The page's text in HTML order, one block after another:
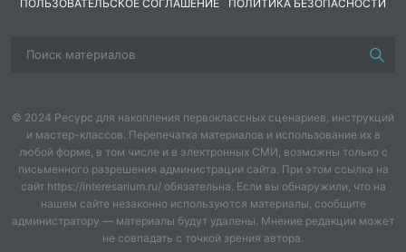
ПОЛЬЗОВАТЕЛЬСКОЕ СОГЛАШЕНИЕ
ПОЛИТИКА БЕЗОПАСНОСТИ
© 2024 Ресурс для накопления первоклассных сценариев, инструкций
и мастер-классов. Перепечатка материалов и использование их в
любой форме, в том числе и в электронных СМИ, возможны только с
письменного разрешения администрации сайта. При этом ссылка на
сайт https://interesarium.ru/ обязательна. Если вы обнаружили, что на
нашем сайте незаконно используются материалы, сообщите
администратору — материалы будут удалены. Мнение редакции может
не совпадать с точкой зрения автора.